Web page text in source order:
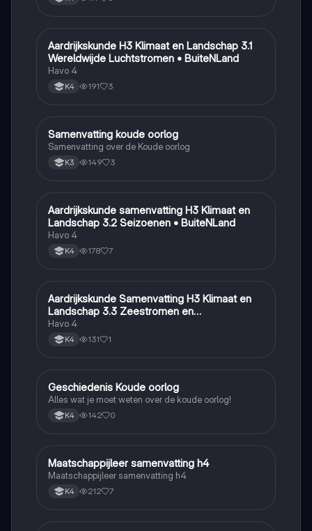
Aardrijkskunde
Aardrijkskunde H3 Klimaat en Landschap 3.1
Wereldwijde Luchtstromen • BuiteNLand
Havo 4
K4 191 3
Geschiedenis
Samenvatting koude oorlog
Samenvatting over de Koude oorlog
K3 149 3
Aardrijkskunde
Aardrijkskunde samenvatting H3 Klimaat en
Landschap 3.2 Seizoenen • BuiteNLand
Havo 4
K4 178 7
Aardrijkskunde
Aardrijkskunde Samenvatting H3 Klimaat en
Landschap 3.3 Zeestromen en
Klimaatgebieden • BuiteNLand
Havo 4
K4 131 1
Geschiedenis
Geschiedenis Koude oorlog
Alles wat je moet weten over de koude oorlog!
K4 142 0
Maatschappijleer
Maatschappijleer samenvatting h4
Maatschappijleer samenvatting h4
K4 212 7